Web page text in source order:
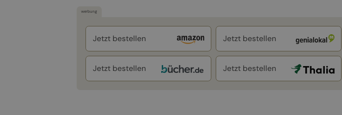
werbung
Jetzt bestellen Jetzt bestellen
Jetzt bestellen Jetzt bestellen